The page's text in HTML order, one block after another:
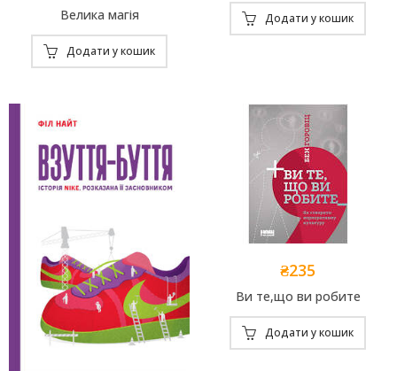
Велика магія
Додати у кошик
Додати у кошик
₴235
Ви те,що ви робите
Додати у кошик